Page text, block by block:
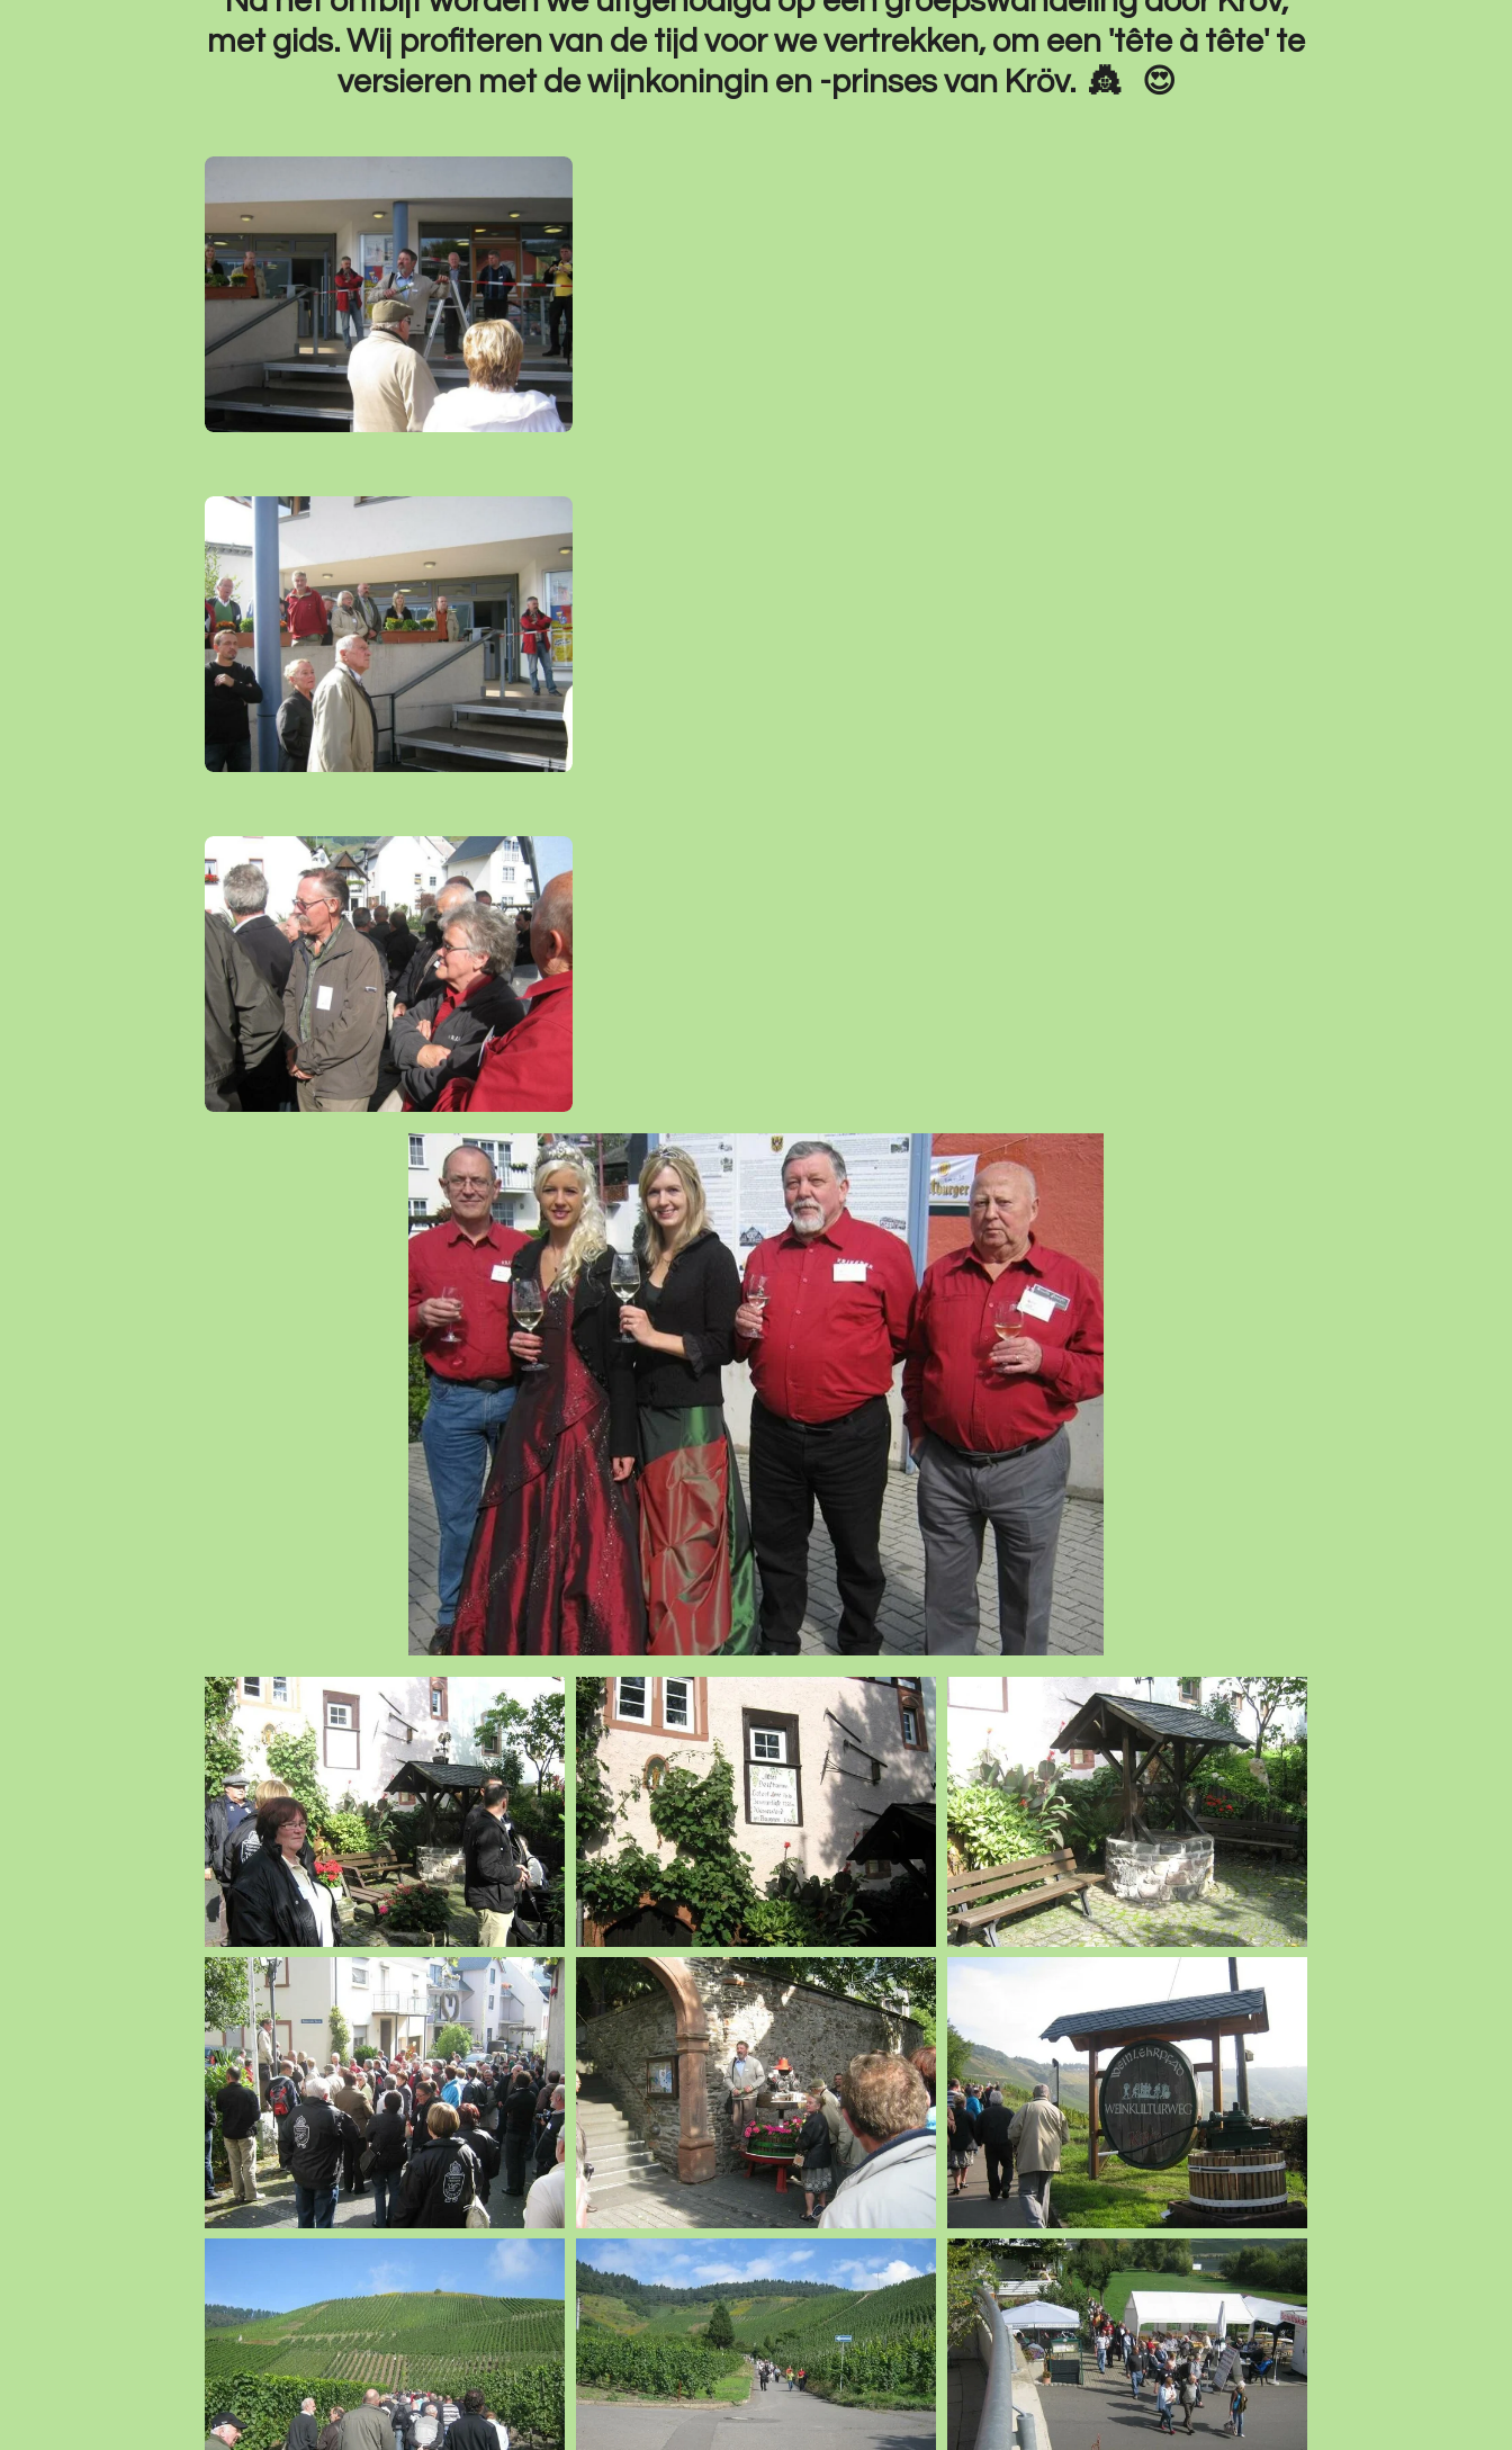
met gids. Wij profiteren van de tijd voor we vertrekken, om een 'tête à tête' te
versieren met de wijnkoningin en -prinses van Kröv. 👸 😍